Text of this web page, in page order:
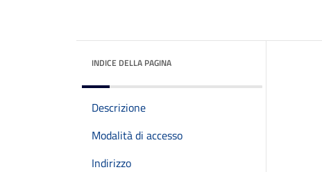
INDICE DELLA PAGINA
Descrizione
Modalità di accesso
Indirizzo